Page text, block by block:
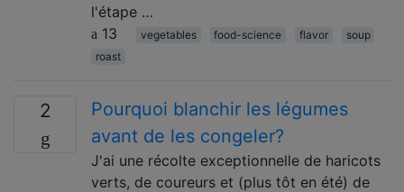
l'étape …
13
vegetables food-science flavor
soup
roast
2
Pourquoi blanchir les légumes
avant de les congeler?
J'ai une récolte exceptionnelle de haricots
verts, de coureurs et (plus tôt en été) de